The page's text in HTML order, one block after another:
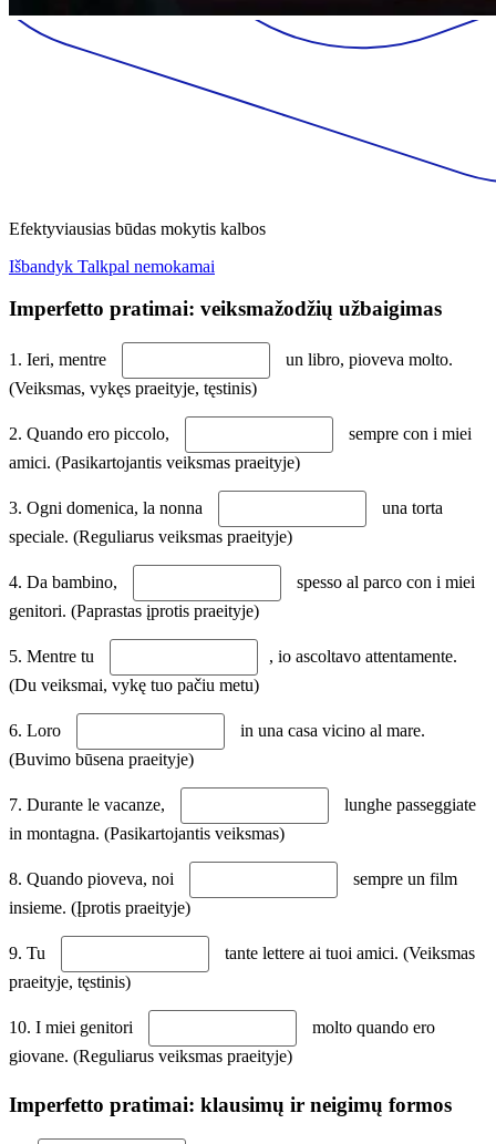
Efektyviausias būdas mokytis kalbos
Išbandyk Talkpal nemokamai
Imperfetto pratimai: veiksmažodžių užbaigimas
1. Ieri, mentre
un libro, pioveva molto.
(Veiksmas, vykęs praeityje, tęstinis)
2. Quando ero piccolo,
sempre con i miei
amici. (Pasikartojantis veiksmas praeityje)
3. Ogni domenica, la nonna
una torta
speciale. (Reguliarus veiksmas praeityje)
4. Da bambino,
spesso al parco con i miei
genitori. (Paprastas įprotis praeityje)
5. Mentre tu
, io ascoltavo attentamente.
(Du veiksmai, vykę tuo pačiu metu)
6. Loro
in una casa vicino al mare.
(Buvimo būsena praeityje)
7. Durante le vacanze,
lunghe passeggiate
in montagna. (Pasikartojantis veiksmas)
8. Quando pioveva, noi
sempre un film
insieme. (Įprotis praeityje)
9. Tu
tante lettere ai tuoi amici. (Veiksmas
praeityje, tęstinis)
10. I miei genitori
molto quando ero
giovane. (Reguliarus veiksmas praeityje)
Imperfetto pratimai: klausimų ir neigimų formos